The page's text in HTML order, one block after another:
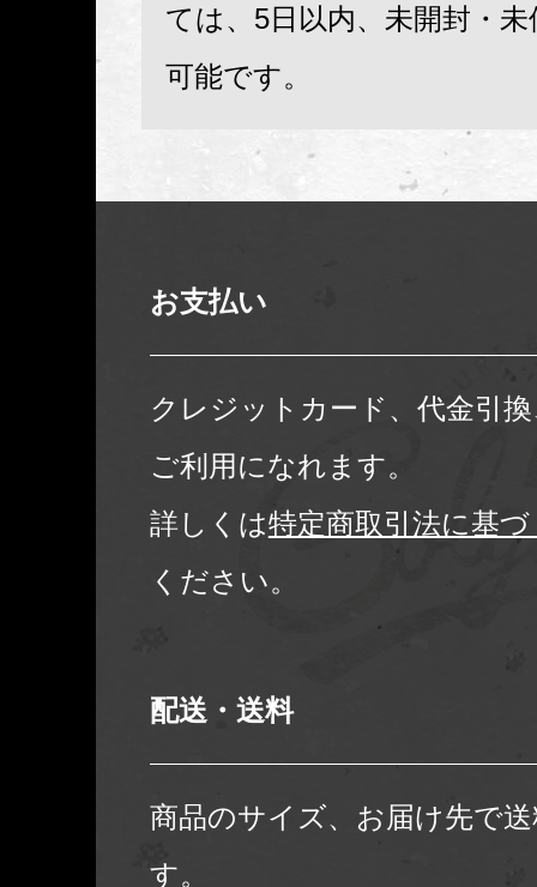
ては、5日以内、未開封・
可能です。
お支払い
クレジットカード、代金引
ご利用になれます。
詳しくは特定商取引法に基
ください。
配送・送料
商品のサイズ、お届け先で
す。